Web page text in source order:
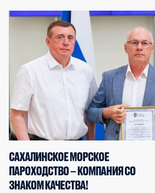
САХАЛИНСКОЕ МОРСКОЕ
ПАРОХОДСТВО – КОМПАНИЯ СО
ЗНАКОМ КАЧЕСТВА!